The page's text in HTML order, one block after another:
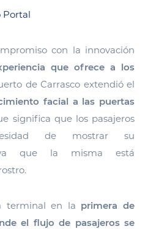
Portal
con la innovación
que ofrece a los
de Carrasco extendió el
facial a las puertas
significa que los pasajeros
de mostrar su
ya que la misma está
terminal en la primera de
el flujo de pasajeros se